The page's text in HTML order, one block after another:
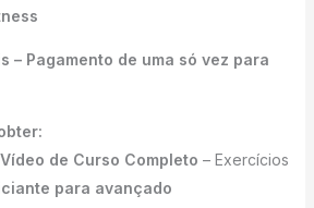
– Pagamento de uma só vez para
de Curso Completo – Exercícios
para avançado